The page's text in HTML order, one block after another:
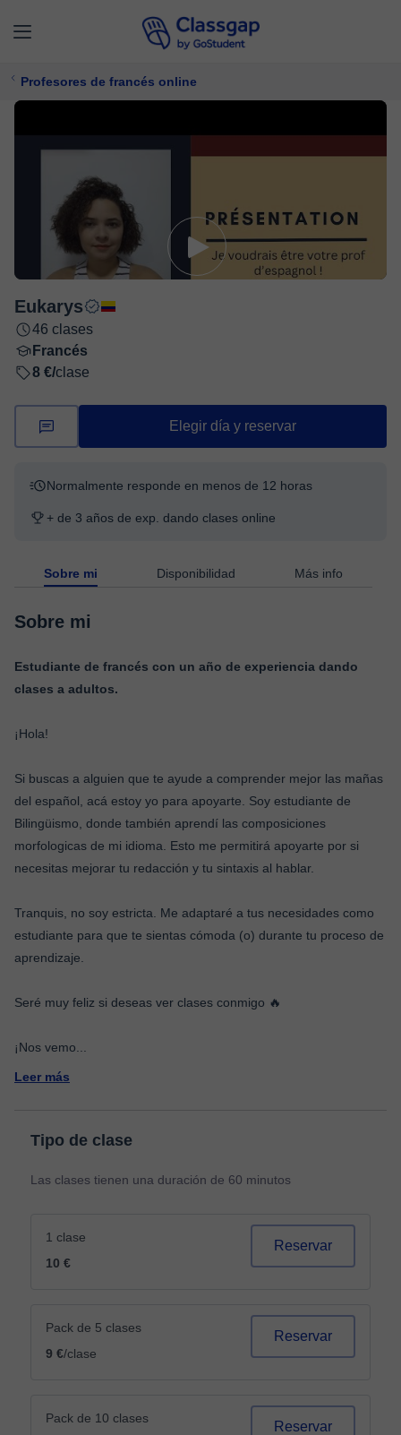
Profesores de francés online
Eukarys
46 clases
Francés
8 €/clase
Elegir día y reservar
Normalmente responde en menos de 12 horas
+ de 3 años de exp. dando clases online
Sobre mi Disponibilidad Más info
Sobre mi
Estudiante de francés con un año de experiencia dando
clases a adultos.
¡Hola!
Si buscas a alguien que te ayude a comprender mejor las mañas
del español, acá estoy yo para apoyarte. Soy estudiante de
Bilingüismo, donde también aprendí las composiciones
morfologicas de mi idioma. Esto me permitirá apoyarte por si
necesitas mejorar tu redacción y tu sintaxis al hablar.
Tranquis, no soy estricta. Me adaptaré a tus necesidades como
estudiante para que te sientas cómoda (o) durante tu proceso de
aprendizaje.
Seré muy feliz si deseas ver clases conmigo 🔥
¡Nos vemo
Leer más
Tipo de clase
Las clases tienen una duración de 60 minutos
1 clase
10 €
Reservar
Pack de 5 clases
9 €/clase
Reservar
Pack de 10 clases
Reservar